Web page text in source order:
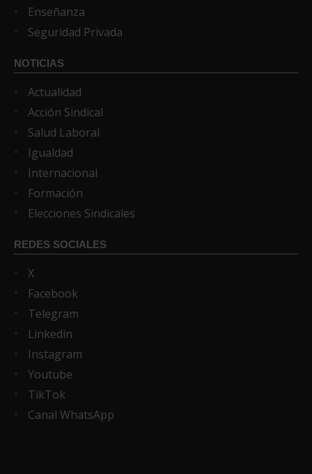
Enseñanza
Seguridad Privada
NOTICIAS
Actualidad
Acción Sindical
Salud Laboral
Igualdad
Internacional
Formación
Elecciones Sindicales
REDES SOCIALES
X
Facebook
Telegram
Linkedin
Instagram
Youtube
TikTok
Canal WhatsApp